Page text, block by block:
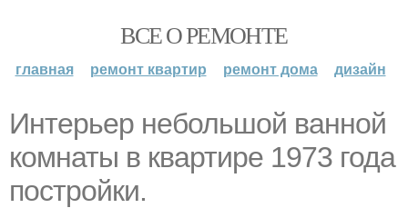
ВСЕ О РЕМОНТЕ
главная ремонт квартир ремонт дома дизайн
Интерьер небольшой ванной
комнаты в квартире 1973 года
постройки.